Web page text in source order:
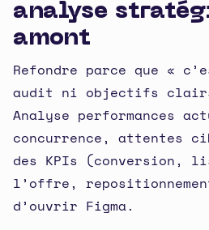
analyse
amont
Refondre parce que «
audit ni objectifs
Analyse performances
concurrence, attentes
des KPIs (conversion,
l’offre,
d’ouvrir Figma.